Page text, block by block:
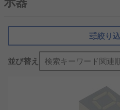
や交通インフラ、エネルギー管
やAIの導入が進む中で、視認性
としての重要性が高まっていま
LED表示器の仕組み
LED表示器は、電流を流すこと
を複数組み合わせ、数字や文字
絞り
並び替え 検索キーワード関連